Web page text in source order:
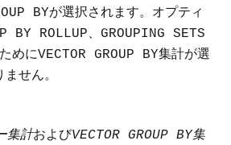
BYが選択されます。オプティ
BY ROLLUP GROUPING SETS
めにVECTOR GROUP BY集計が選
せん。
集計およびVECTOR GROUP BY集